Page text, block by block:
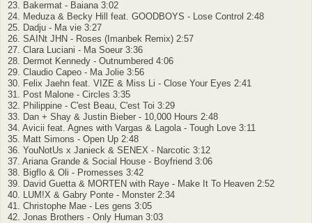
23. Bakermat - Baiana 3:02
24. Meduza & Becky Hill feat. GOODBOYS - Lose Control 2:48
25. Dadju - Ma vie 3:27
26. SAINt JHN - Roses (Imanbek Remix) 2:57
27. Clara Luciani - Ma Soeur 3:36
28. Dermot Kennedy - Outnumbered 4:06
29. Claudio Capeo - Ma Jolie 3:56
30. Felix Jaehn feat. VIZE & Miss Li - Close Your Eyes 2:41
31. Post Malone - Circles 3:35
32. Philippine - C'est Beau, C'est Toi 3:29
33. Dan + Shay & Justin Bieber - 10,000 Hours 2:48
34. Avicii feat. Agnes with Vargas & Lagola - Tough Love 3:11
35. Matt Simons - Open Up 2:48
36. YouNotUs x Janieck & SENEX - Narcotic 3:12
37. Ariana Grande & Social House - Boyfriend 3:06
38. Bigflo & Oli - Promesses 3:42
39. David Guetta & MORTEN with Raye - Make It To Heaven 2:52
40. LUM!X & Gabry Ponte - Monster 2:34
41. Christophe Mae - Les gens 3:05
42. Jonas Brothers - Only Human 3:03